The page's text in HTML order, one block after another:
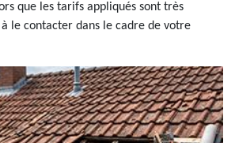
que les tarifs appliqués sont très
à le contacter dans le cadre de votre